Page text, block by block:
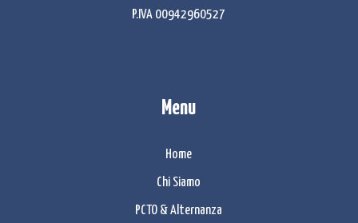
P.IVA 00942960527
Menu
Home
Chi Siamo
PCTO & Alternanza